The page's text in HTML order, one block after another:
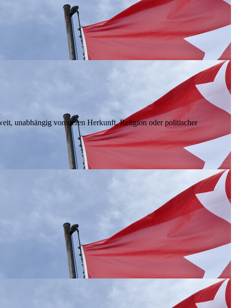
unabhängig von deren Herkunft, Religion oder politischer